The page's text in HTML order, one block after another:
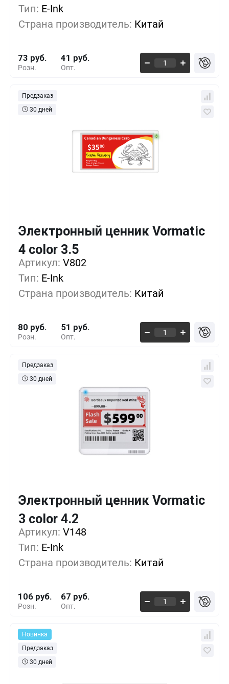
Тип: E-Ink
Страна производитель: Китай
Розн.
73 руб.
Опт.
41 руб.
500+
1000+ -38%
Предзаказ
30 дней
Электронный ценник Vormatic
4 color 3.5
Артикул: V802
Тип: E-Ink
Страна производитель: Китай
Розн.
80 руб.
Опт.
51 руб.
1+ 0%
500+
1000+ -30%
Предзаказ
30 дней
Электронный ценник Vormatic
3 color 4.2
Артикул: V148
Тип: E-Ink
Страна производитель: Китай
Розн.
106 руб.
Опт.
67 руб.
1+ 0%
500+
1000+ -30%
Новинка
Предзаказ
30 дней